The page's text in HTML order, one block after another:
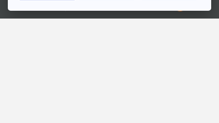
Ⓒ 2020 องค์การกระจายเสียงและแพร่ภาพสาธารณะแห่งประเทศไทย